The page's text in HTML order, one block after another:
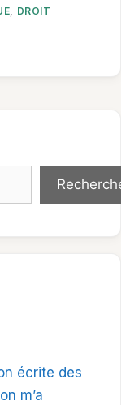
, DROIT
écrite des
m’a